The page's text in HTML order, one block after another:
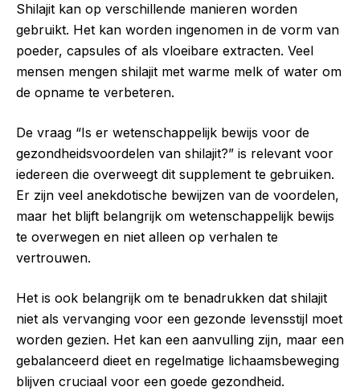
Shilajit kan op verschillende manieren worden
gebruikt. Het kan worden ingenomen in de vorm van
poeder, capsules of als vloeibare extracten. Veel
mensen mengen shilajit met warme melk of water om
de opname te verbeteren.
De vraag “Is er wetenschappelijk bewijs voor de
gezondheidsvoordelen van shilajit?” is relevant voor
iedereen die overweegt dit supplement te gebruiken.
Er zijn veel anekdotische bewijzen van de voordelen,
maar het blijft belangrijk om wetenschappelijk bewijs
te overwegen en niet alleen op verhalen te
vertrouwen.
Het is ook belangrijk om te benadrukken dat shilajit
niet als vervanging voor een gezonde levensstijl moet
worden gezien. Het kan een aanvulling zijn, maar een
gebalanceerd dieet en regelmatige lichaamsbeweging
blijven cruciaal voor een goede gezondheid.